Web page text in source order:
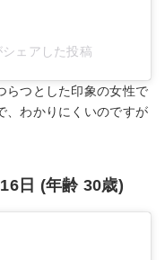
ェアした投稿
らつとした印象の女性で
、わかりにくいのですが
日 (年齢 30歳)